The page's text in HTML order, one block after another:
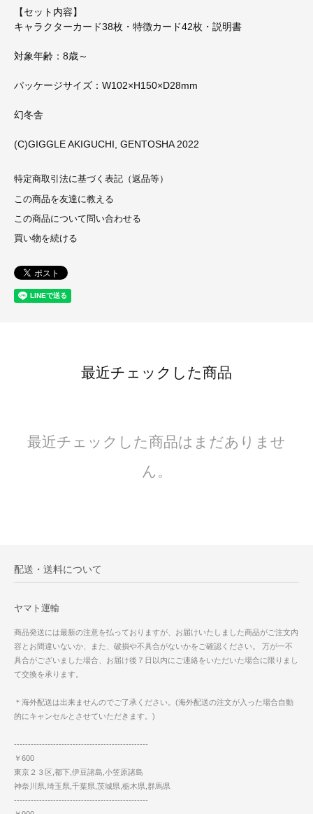
【セット内容】
キャラクターカード38枚・特徴カード42枚・説明書
対象年齢：8歳～
パッケージサイズ：W102×H150×D28mm
幻冬舎
(C)GIGGLE AKIGUCHI, GENTOSHA 2022
特定商取引法に基づく表記（返品等）
この商品を友達に教える
この商品について問い合わせる
買い物を続ける
最近チェックした商品
最近チェックした商品はまだありませ
ん。
配送・送料について
ヤマト運輸
商品発送には最新の注意を払っておりますが、お届けいたしました商品がご注文内
容とお間違いないか、また、破損や不具合がないかをご確認ください。 万が一不
具合がございました場合、お届け後７日以内にご連絡をいただいた場合に限りまし
て交換を承ります。
＊海外配送は出来ませんのでご了承ください。(海外配送の注文が入った場合自動
的にキャンセルとさせていただきます。)
------------------------------------------------
￥600
東京２３区,都下,伊豆諸島,小笠原諸島
神奈川県,埼玉県,千葉県,茨城県,栃木県,群馬県
------------------------------------------------